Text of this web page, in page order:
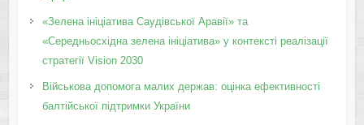
«Зелена ініціатива Саудівської Аравії» та
«Середньосхідна зелена ініціатива» у контексті реалізації
стратегії Vision 2030
Військова допомога малих держав: оцінка ефективності
балтійської підтримки України